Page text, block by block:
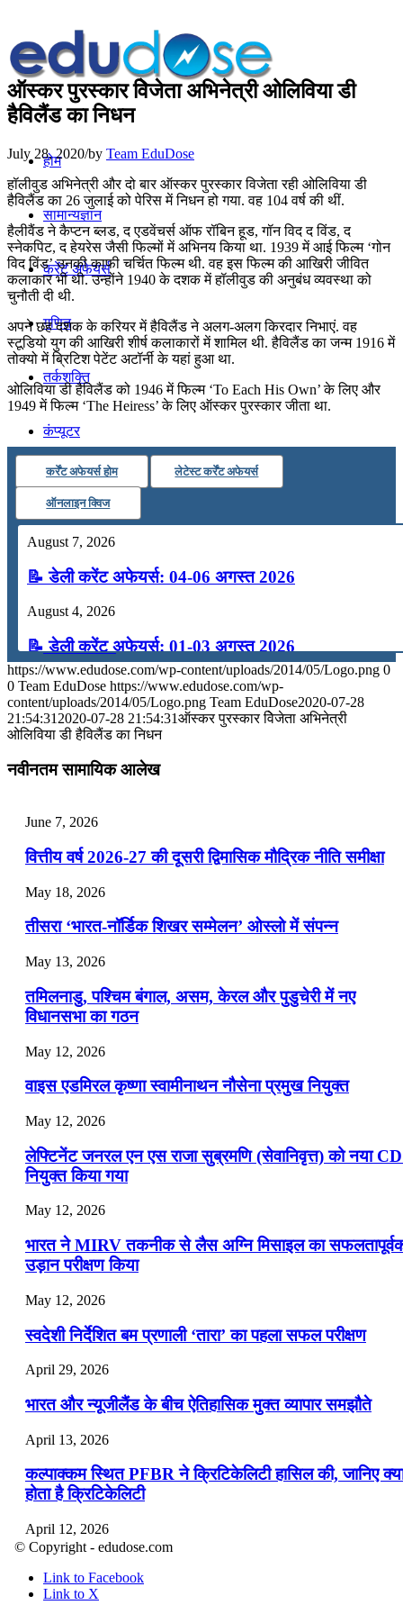
होम
सामान्यज्ञान
करेंट अफेयर्स
गणित
तर्कशक्ति
कंप्यूटर
अंग्रेजी
मॉक टेस्ट
Menu Menu
ऑस्कर पुरस्कार विेजेता अभिनेत्री ओलिविया डी
हैविलैंड का निधन
July 28, 2020/by Team EduDose
हॉलीवुड अभिनेत्री और दो बार ऑस्कर पुरस्कार विजेता रही ओलिविया डी
हैविलैंड का 26 जुलाई को पेरिस में निधन हो गया. वह 104 वर्ष की थीं.
हैलीवैंड ने कैप्टन ब्लड, द एडवेंचर्स ऑफ रॉबिन हूड, गॉन विद द विंड, द
स्नेकपिट, द हेयरेस जैसी फिल्मों में अभिनय किया था. 1939 में आई फिल्म ‘गोन
विद विंड’ उनकी काफी चर्चित फिल्म थी. वह इस फिल्म की आखिरी जीवित
कलाकार भी थी. उन्होंने 1940 के दशक में हॉलीवुड की अनुबंध व्यवस्था को
चुनौती दी थी.
अपने छह दशक के करियर में हैविलैंड ने अलग-अलग किरदार निभाएं. वह
स्टूडियो युग की आखिरी शीर्ष कलाकारों में शामिल थी. हैविलैंड का जन्म 1916 में
तोक्यो में ब्रिटिश पेटेंट अटॉर्नी के यहां हुआ था.
ओलिविया डी हैविलैंड को 1946 में फिल्म ‘To Each His Own’ के लिए और
1949 में फिल्म ‘The Heiress’ के लिए ऑस्कर पुरस्कार जीता था.
कर्रेंट अफेयर्स होम लेटेस्ट कर्रेंट अफेयर्स
ऑनलाइन क्विज
August 7, 2026
📝 डेली करेंट अफेयर्स: 04-06 अगस्त 2026
August 4, 2026
📝 डेली करेंट अफेयर्स: 01-03 अगस्त 2026
July 31, 2026
📝 डेली करेंट अफेयर्स: 28-31 जुलाई 2026
July 25, 2026
📝 डेली करेंट अफेयर्स: 22-24 जुलाई 2026
July 22, 2026
📝 डेली करेंट अफेयर्स: 19-21 जुलाई 2026
July 19, 2026
📝 डेली करेंट अफेयर्स: 16-18 जुलाई 2026
https://www.edudose.com/wp-content/uploads/2014/05/Logo.png 0
0 Team EduDose https://www.edudose.com/wp-
content/uploads/2014/05/Logo.png Team EduDose2020-07-28
21:54:31 2020-07-28 21:54:31ऑस्कर पुरस्कार विेजेता अभिनेत्री
ओलिविया डी हैविलैंड का निधन
नवीनतम सामायिक आलेख
June 7, 2026
वित्तीय वर्ष 2026-27 की दूसरी द्विमासिक मौद्रिक नीति समीक्षा
May 18, 2026
तीसरा ‘भारत-नॉर्डिक शिखर सम्मेलन’ ओस्लो में संपन्न
May 13, 2026
तमिलनाडु, पश्चिम बंगाल, असम, केरल और पुडुचेरी में नए
विधानसभा का गठन
May 12, 2026
वाइस एडमिरल कृष्णा स्वामीनाथन नौसेना प्रमुख नियुक्त
May 12, 2026
लेफ्टिनेंट जनरल एन एस राजा सुब्रमणि (सेवानिवृत्त) को नया
नियुक्त किया गया
May 12, 2026
भारत ने MIRV तकनीक से लैस अग्नि मिसाइल का
उड़ान परीक्षण किया
May 12, 2026
स्वदेशी निर्देशित बम प्रणाली ‘तारा’ का पहला सफल परीक्षण
April 29, 2026
भारत और न्यूजीलैंड के बीच ऐतिहासिक मुक्त व्यापार समझौते
April 13, 2026
कल्पाक्कम स्थित PFBR ने क्रिटिकेलिटी हासिल की, जानिए
होता है क्रिटिकेलिटी
April 12, 2026
April 9, 2026
© Copyright - edudose.com
Link to Facebook
Link to X